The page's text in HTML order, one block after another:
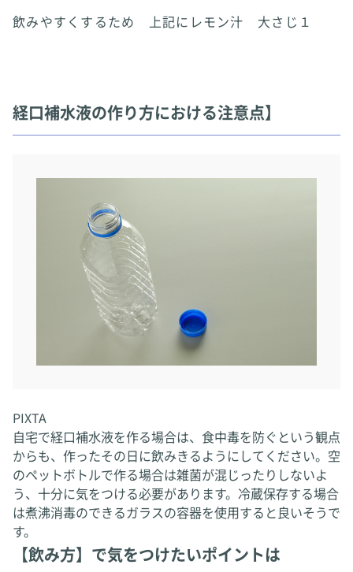
飲みやすくするため 上記にレモン汁 大さじ１
経口補水液の作り方における注意点】
PIXTA
自宅で経口補水液を作る場合は、食中毒を防ぐという観点
からも、作ったその日に飲みきるようにしてください。空
のペットボトルで作る場合は雑菌が混じったりしないよ
う、十分に気をつける必要があります。冷蔵保存する場合
は煮沸消毒のできるガラスの容器を使用すると良いそうで
す。
【飲み方】で気をつけたいポイントは